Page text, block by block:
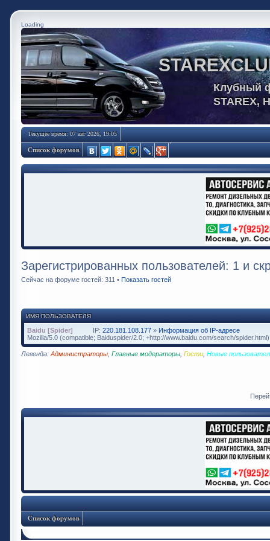
Loading
Клубный
STAREX,
Текущее время: 07 авг 2026, 19:05
Список форумов
Зарегистрированных пользователей: 1 и
Сейчас на форуме гостей: 311 • Показать гостей
ИМЯ ПОЛЬЗОВАТЕЛЯ
Baidu [Spider] IP: 220.181.108.177 » Информация об IP-адресе
Mozilla/5.0 (compatible; Baiduspider/2.0; +http://www.baidu.com/search/spider.html)
Легенда: Администраторы Главные модераторы Гости Новые
Список форумов